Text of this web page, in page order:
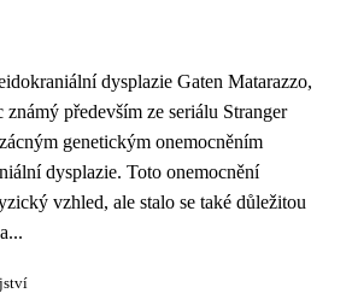
dysplazie Gaten Matarazzo,
především ze seriálu Stranger
genetickým onemocněním
dysplazie. Toto onemocnění
vzhled, ale stalo se také důležitou